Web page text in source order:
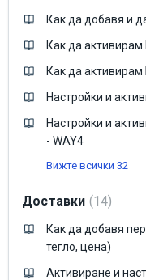
Как да добавя и
Как да
Как да
Настройки и
Настройки и
- WAY4
Вижте всички 32
Доставки 14
Как да добавя
тегло, цена)
Активиране и